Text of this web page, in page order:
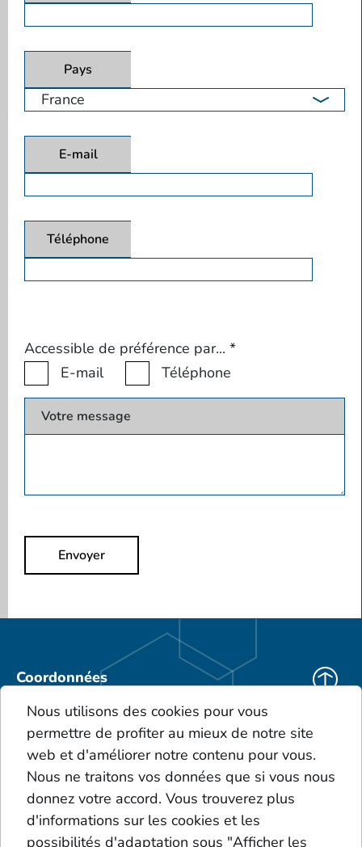
Pays
E-mail
Téléphone
Accessible de préférence par... *
E-mail
Téléphone
Votre message
Envoyer
Coordonnées
KEBO Polska
Téléchargements
CGV
Le portefeuille de produits
Glossaire
Dépôts
Acides
Nous utilisons des cookies pour vous
permettre de profiter au mieux de notre site
web et d'améliorer notre contenu pour vous.
Nous ne traitons vos données que si vous nous
donnez votre accord. Vous trouverez plus
d'informations sur les cookies et les
possibilités d'adaptation sous "Afficher les